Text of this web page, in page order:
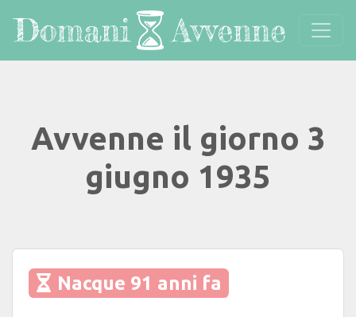
Avvenne il giorno 3
giugno 1935
Nacque 91 anni fa